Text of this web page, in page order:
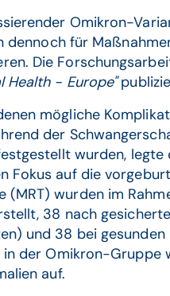
Omikron-
dennoch für
Die
Health - Europe"
mögliche
der
wurden, legte
Fokus auf die
wurden im
38 nach
und 38 bei gesunden
der Omikron-Gruppe
auf.